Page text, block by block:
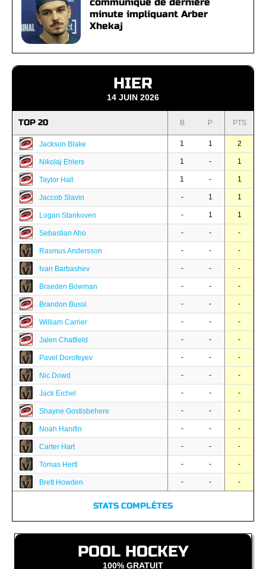
minute impliquant Arber
Xhekaj
HIER
14 JUIN 2026
TOP 20 B P PTS
Jackson Blake 1 1 2
Nikolaj Ehlers 1 - 1
Taylor Hall 1 - 1
Jaccob Slavin - 1 1
Logan Stankoven - 1 1
Sebastian Aho - - -
Rasmus Andersson - - -
Ivan Barbashev - - -
Braeden Bowman - - -
Brandon Bussi - - -
William Carrier - - -
Jalen Chatfield - - -
Pavel Dorofeyev - - -
Nic Dowd - - -
Jack Eichel - - -
Shayne Gostisbehere - - -
Noah Hanifin - - -
Carter Hart - - -
Tomas Hertl - - -
Brett Howden - - -
STATS COMPLÈTES
POOL HOCKEY
100% GRATUIT